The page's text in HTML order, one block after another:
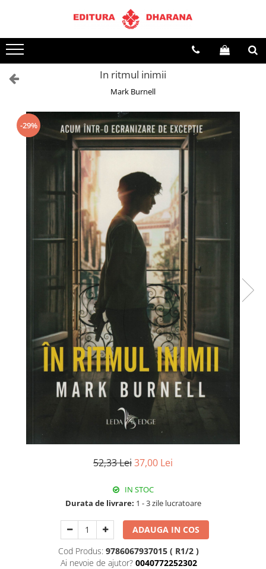
Toate Produsele
CARTI EDITURA DHARANA
OFERTE LA PACHET
Terapii
Dietoterapie
Dezvoltare personala
AUDIOBOOK
Business, Economie
Carti pentru copii
Diverse
Stiinta
In ritmul inimii
Mark Burnell
-29%
52,33 Lei37,00 Lei
IN STOC
Durata de livrare: 1 - 3 zile lucratoare
ADAUGA IN COS
Cod Produs: 9786067937015 ( R1/2 )
Ai nevoie de ajutor? 0040772252302